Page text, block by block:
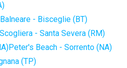
- Bisceglie (BT)
- Santa Severa (RM)
Peter's Beach - Sorrento (NA)
(TP)